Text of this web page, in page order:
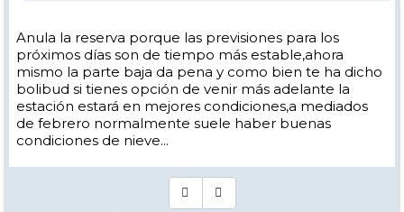
Anula la reserva porque las previsiones para los
próximos días son de tiempo más estable,ahora
mismo la parte baja da pena y como bien te ha dicho
bolibud si tienes opción de venir más adelante la
estación estará en mejores condiciones,a mediados
de febrero normalmente suele haber buenas
condiciones de nieve...